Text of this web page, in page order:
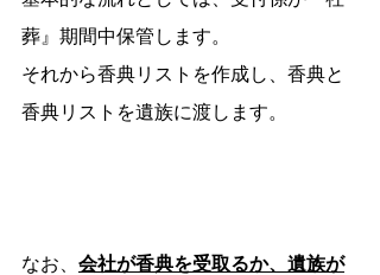
葬』期間中保管します。
それから香典リストを作成し、香典と
香典リストを遺族に渡します。
なお、 会社が香典を受取るか、遺族が